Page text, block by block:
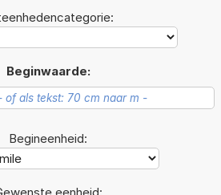
Beginwaarde:
Begineenheid:
eenheid: